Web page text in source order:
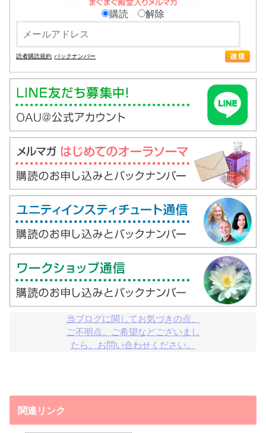
購読 解除
読者購読規約 バックナンバー
当ブログに関してお気づきの点、
ご不明点、ご希望などございまし
たら、お問い合わせください。
関連リンク